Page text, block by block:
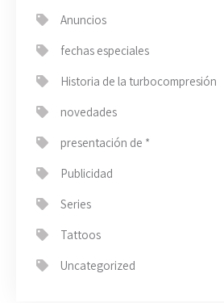
Anuncios
fechas especiales
Historia de la turbocompresión
novedades
presentación de *
Publicidad
Series
Tattoos
Uncategorized